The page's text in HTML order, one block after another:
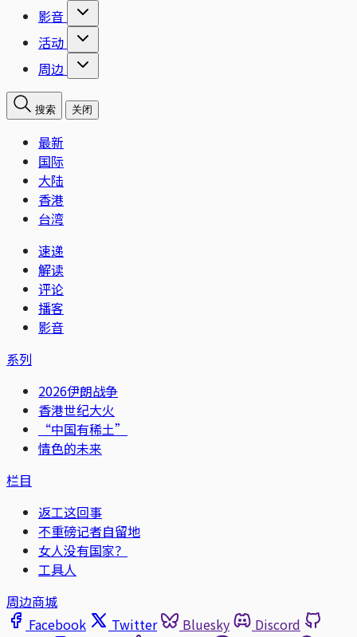
影音
活动
周边
搜索 关闭
最新
国际
大陆
香港
台湾
速递
解读
评论
播客
影音
系列
2026伊朗战争
香港世纪大火
“中国有稀土”
情色的未来
栏目
返工这回事
不重磅记者自留地
女人没有国家？
工具人
周边商城
Facebook
Twitter Bluesky
Discord